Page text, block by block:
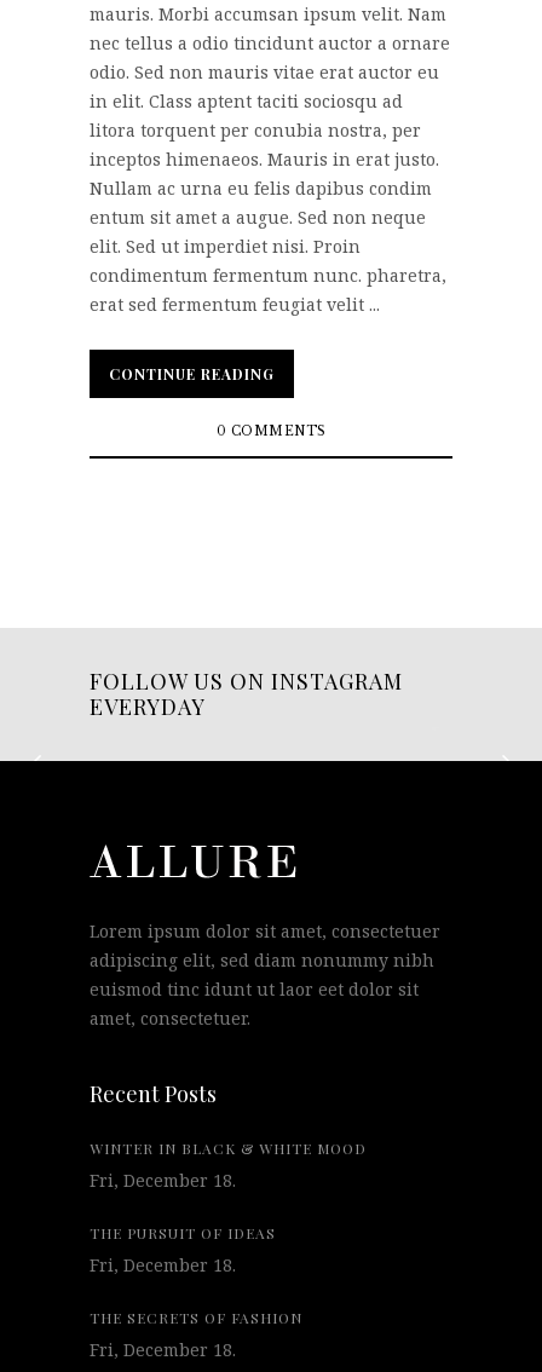
mauris. Morbi accumsan ipsum velit. Nam
nec tellus a odio tincidunt auctor a ornare
odio. Sed non mauris vitae erat auctor eu
in elit. Class aptent taciti sociosqu ad
litora torquent per conubia nostra, per
inceptos himenaeos. Mauris in erat justo.
Nullam ac urna eu felis dapibus condim
entum sit amet a augue. Sed non neque
elit. Sed ut imperdiet nisi. Proin
condimentum fermentum nunc. pharetra,
erat sed fermentum feugiat velit ...
CONTINUE READING
CONTINUE READING
0 COMMENTS
FOLLOW US ON INSTAGRAM
EVERYDAY
Lorem ipsum dolor sit amet, consectetuer
adipiscing elit, sed diam nonummy nibh
euismod tinc idunt ut laor eet dolor sit
amet, consectetuer.
Recent Posts
WINTER IN BLACK & WHITE MOOD
Fri, December 18.
THE PURSUIT OF IDEAS
Fri, December 18.
THE SECRETS OF FASHION
Fri, December 18.